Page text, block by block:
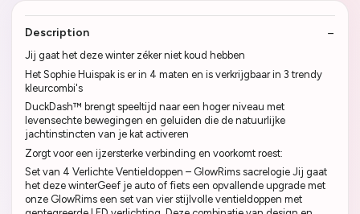
Description
Jij gaat het deze winter zéker niet koud hebben
Het Sophie Huispak is er in 4 maten en is verkrijgbaar in 3 trendy
kleurcombi's
DuckDash™ brengt speeltijd naar een hoger niveau met
levensechte bewegingen en geluiden die de natuurlijke
jachtinstincten van je kat activeren
Zorgt voor een ijzersterke verbinding en voorkomt roest:
Set van 4 Verlichte Ventieldoppen – GlowRims sacrelogie Jij gaat
het deze winterGeef je auto of fiets een opvallende upgrade met
onze GlowRims een set van vier stijlvolle ventieldoppen met